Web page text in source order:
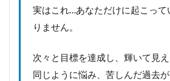
実はこれ…あなただけに起こって
りません。
次々と目標を達成し、輝いて見
同じように悩み、苦しんだ過去が